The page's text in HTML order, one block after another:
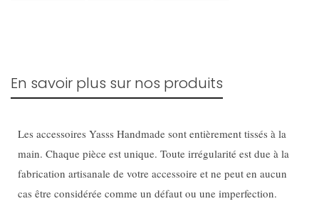
En savoir plus sur nos produits
Les accessoires Yasss Handmade sont entièrement tissés à la
main. Chaque pièce est unique. Toute irrégularité est due à la
fabrication artisanale de votre accessoire et ne peut en aucun
cas être considérée comme un défaut ou une imperfection.